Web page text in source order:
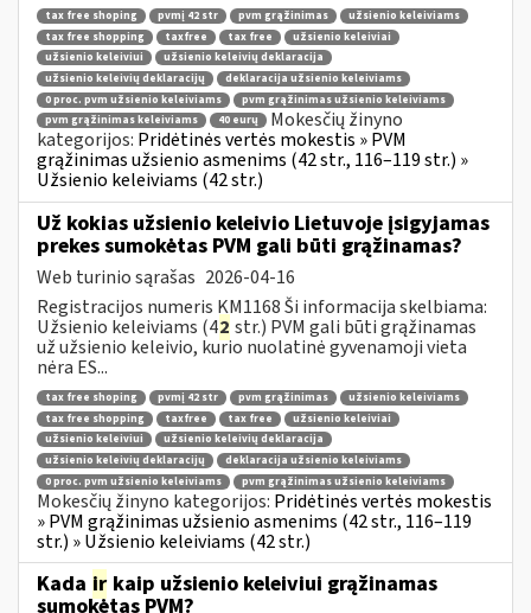
tax free shoping pvmį 42 str pvm grąžinimas
užsienio keleiviams
tax free shopping
taxfree tax free
užsienio keleiviai
užsienio keleiviui
užsienio keleivių deklaracija
užsienio keleivių deklaracijų
deklaracija užsienio keleiviams
0 proc. pvm užsienio keleiviams
pvm grąžinimas užsienio keleiviams
pvm grąžinimas keleiviams
40 eurų
Mokesčių žinyno
kategorijos: Pridėtinės vertės mokestis » PVM
grąžinimas užsienio asmenims (42 str., 116–119 str.) »
Užsienio keleiviams (42 str.)
Už kokias užsienio keleivio Lietuvoje įsigyjamas
prekes sumokėtas PVM gali būti grąžinamas?
Web turinio sąrašas 2026-04-16
Registracijos numeris KM1168 Ši informacija skelbiama:
Užsienio keleiviams (42 str.) PVM gali būti grąžinamas
už užsienio keleivio, kurio nuolatinė gyvenamoji vieta
nėra ES...
tax free shoping pvmį 42 str pvm grąžinimas
užsienio keleiviams
tax free shopping
taxfree tax free
užsienio keleiviai
užsienio keleiviui
užsienio keleivių deklaracija
užsienio keleivių deklaracijų
deklaracija užsienio keleiviams
0 proc. pvm užsienio keleiviams
pvm grąžinimas užsienio keleiviams
Mokesčių žinyno kategorijos: Pridėtinės vertės mokestis
» PVM grąžinimas užsienio asmenims (42 str., 116–119
str.) » Užsienio keleiviams (42 str.)
Kada ir kaip užsienio keleiviui grąžinamas
sumokėtas PVM?